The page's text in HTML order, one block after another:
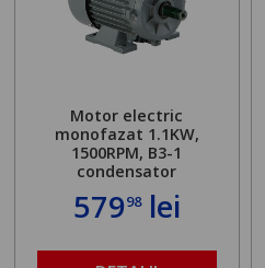
Motor electric
monofazat 1.1KW,
1500RPM, B3-1
condensator
57998lei